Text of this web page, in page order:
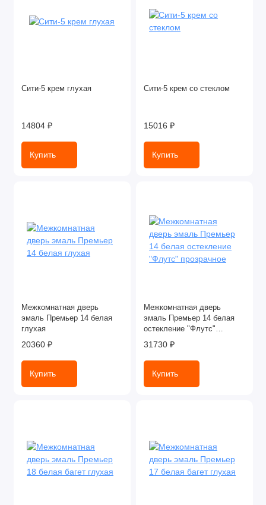
Сити-5 крем глухая
14804 ₽
Купить
Сити-5 крем со стеклом
15016 ₽
Купить
Межкомнатная дверь
эмаль Премьер 14 белая
глухая
20360 ₽
Купить
Межкомнатная дверь
эмаль Премьер 14 белая
остекление "Флутс"
прозрачное
31730 ₽
Купить